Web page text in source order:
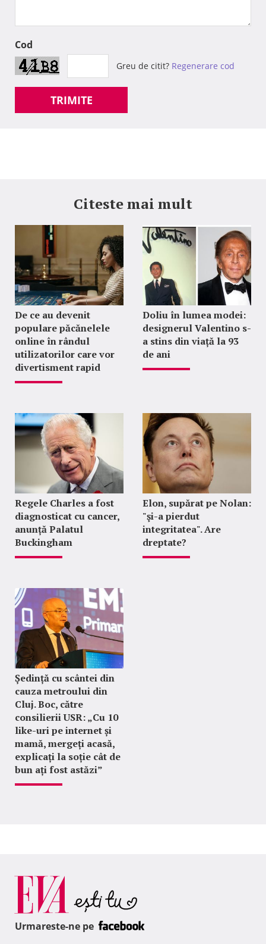
Cod
Greu de citit? Regenerare cod
TRIMITE
Citeste mai mult
De ce au devenit
populare păcănelele
online în rândul
utilizatorilor care vor
divertisment rapid
Doliu în lumea modei:
designerul Valentino s-
a stins din viață la 93
de ani
Regele Charles a fost
diagnosticat cu cancer,
anunță Palatul
Buckingham
Elon, supărat pe Nolan:
"şi-a pierdut
integritatea". Are
dreptate?
Ședință cu scântei din
cauza metroului din
Cluj. Boc, către
consilierii USR: „Cu 10
like-uri pe internet și
mamă, mergeți acasă,
explicați la soție cât de
bun ați fost astăzi”
Urmareste-ne pe